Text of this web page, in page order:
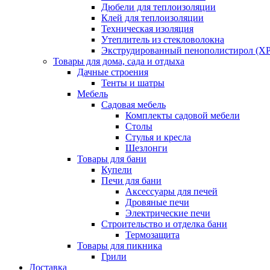
Дюбели для теплоизоляции
Клей для теплоизоляции
Техническая изоляция
Утеплитель из стекловолокна
Экструдированный пенополистирол
Товары для дома, сада и отдыха
Дачные строения
Тенты и шатры
Мебель
Садовая мебель
Комплекты садовой мебели
Столы
Стулья и кресла
Шезлонги
Товары для бани
Купели
Печи для бани
Аксессуары для печей
Дровяные печи
Электрические печи
Строительство и отделка бани
Термозащита
Товары для пикника
Грили
Доставка